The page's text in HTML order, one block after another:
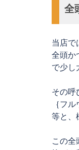
全
当店で
全頭か
で少し
その呼
｛フ
等と、
この